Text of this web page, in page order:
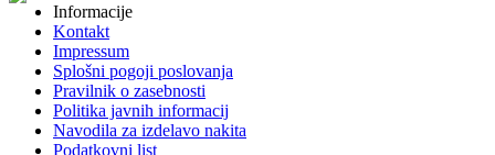
Informacije
Kontakt
Impressum
Splošni pogoji poslovanja
Pravilnik o zasebnosti
Politika javnih informacij
Navodila za izdelavo nakita
Podatkovni list